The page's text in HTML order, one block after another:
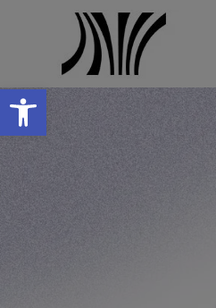
Abrir a barra de
Início